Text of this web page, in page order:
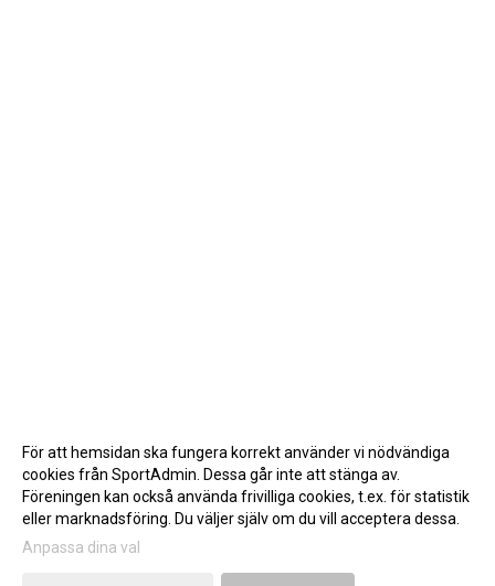
Gå till Webbversion
För att hemsidan ska fungera korrekt använder vi nödvändiga
cookies från SportAdmin. Dessa går inte att stänga av.
Föreningen kan också använda frivilliga cookies, t.ex. för statistik
eller marknadsföring. Du väljer själv om du vill acceptera dessa.
Anpassa dina val